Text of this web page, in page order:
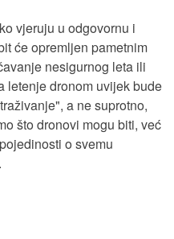
vjeruju u odgovornu i
će opremljen pametnim
nesigurnog leta ili
letenje dronom uvijek bude
a ne suprotno,
što dronovi mogu biti, već
o svemu